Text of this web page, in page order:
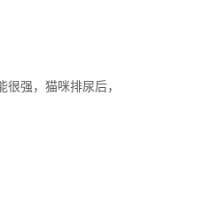
强，猫咪排尿后，